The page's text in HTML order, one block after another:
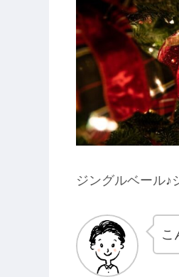
ジングルベール♪
こ